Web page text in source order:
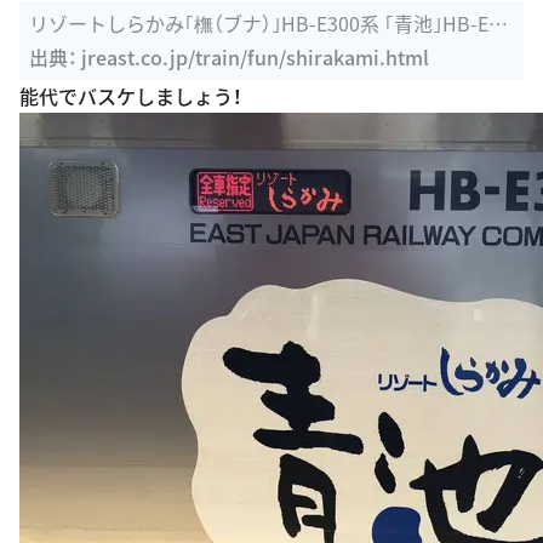
リゾートしらかみ｢橅（ブナ）｣HB-E300系 ｢青池｣HB-E30
0系 ｢くまげら ...
出典： jreast.co.jp/train/fun/shirakami.html
能代でバスケしましょう！